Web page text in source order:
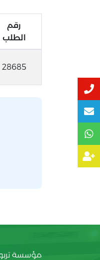
رقم
الطلب
28685
مؤسسة